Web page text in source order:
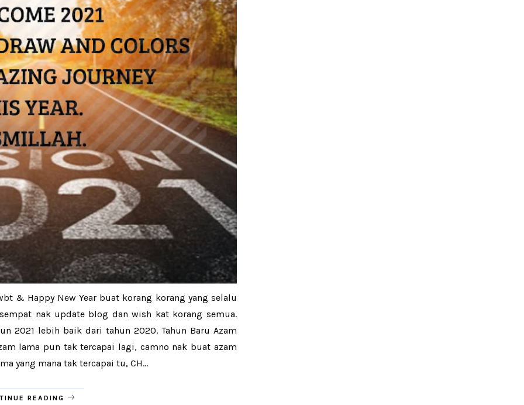
& Happy New Year buat korang korang yang selalu
nak update blog dan wish kat korang semua.
2021 lebih baik dari tahun 2020. Tahun Baru Azam
lama pun tak tercapai lagi, camno nak buat azam
yang mana tak tercapai tu, CH...
READING